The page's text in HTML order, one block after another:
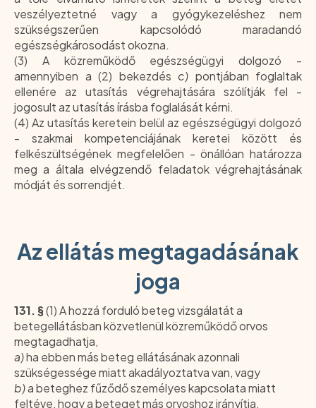
veszélyeztetné vagy a gyógykezeléshez nem
szükségszerűen kapcsolódó maradandó
egészségkárosodást okozna.
(3) A közreműködő egészségügyi dolgozó -
amennyiben a (2) bekezdés c) pontjában foglaltak
ellenére az utasítás végrehajtására szólítják fel -
jogosult az utasítás írásba foglalását kérni.
(4) Az utasítás keretein belül az egészségügyi dolgozó
- szakmai kompetenciájának keretei között és
felkészültségének megfelelően - önállóan határozza
meg a általa elvégzendő feladatok végrehajtásának
módját és sorrendjét.
Az ellátás megtagadásának
joga
131. §(1) A hozzá forduló beteg vizsgálatát a
betegellátásban közvetlenül közreműködő orvos
megtagadhatja,
a)ha ebben más beteg ellátásának azonnali
szükségessége miatt akadályoztatva van, vagy
b)a beteghez fűződő személyes kapcsolata miatt
feltéve, hogy a beteget más orvoshoz irányítja.